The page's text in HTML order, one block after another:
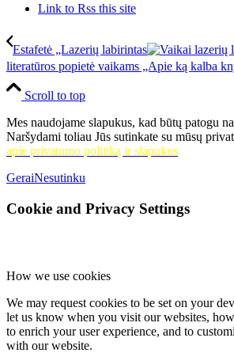
Link to Rss this site
Estafetė „Lazerių labirintas
literatūros popietė vaikams „Apie ką kalba
Scroll to top
Mes naudojame slapukus, kad būtų patogu
Naršydami toliau Jūs sutinkate su mūsų
apie privatumo politiką ir slapukus
GeraiNesutinku
Cookie and Privacy Settings
How we use cookies
We may request cookies to be set on your
let us know when you visit our websites,
to enrich your user experience, and to
with our website.